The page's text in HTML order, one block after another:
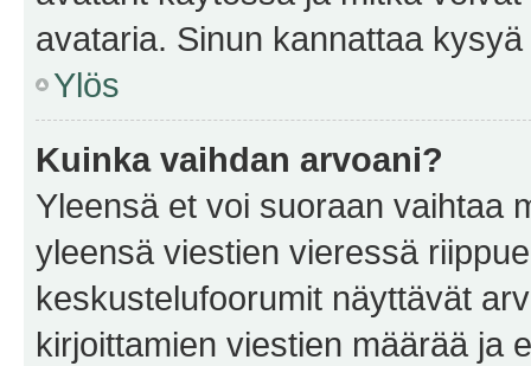
avataria. Sinun kannattaa
Ylös
Kuinka vaihdan arvoani?
Yleensä et voi suoraan vaihtaa
yleensä viestien vieressä
keskustelufoorumit näyttävät
kirjoittamien viestien määrää ja